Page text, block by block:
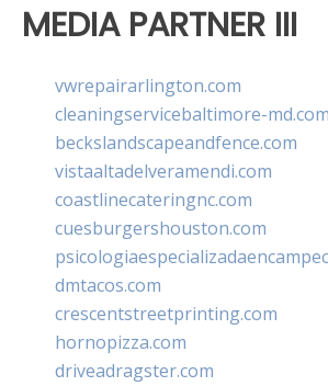
MEDIA PARTNER III
vwrepairarlington.com
cleaningservicebaltimore-md.com
beckslandscapeandfence.com
vistaaltadelveramendi.com
coastlinecateringnc.com
cuesburgershouston.com
dmtacos.com
crescentstreetprinting.com
hornopizza.com
driveadragster.com